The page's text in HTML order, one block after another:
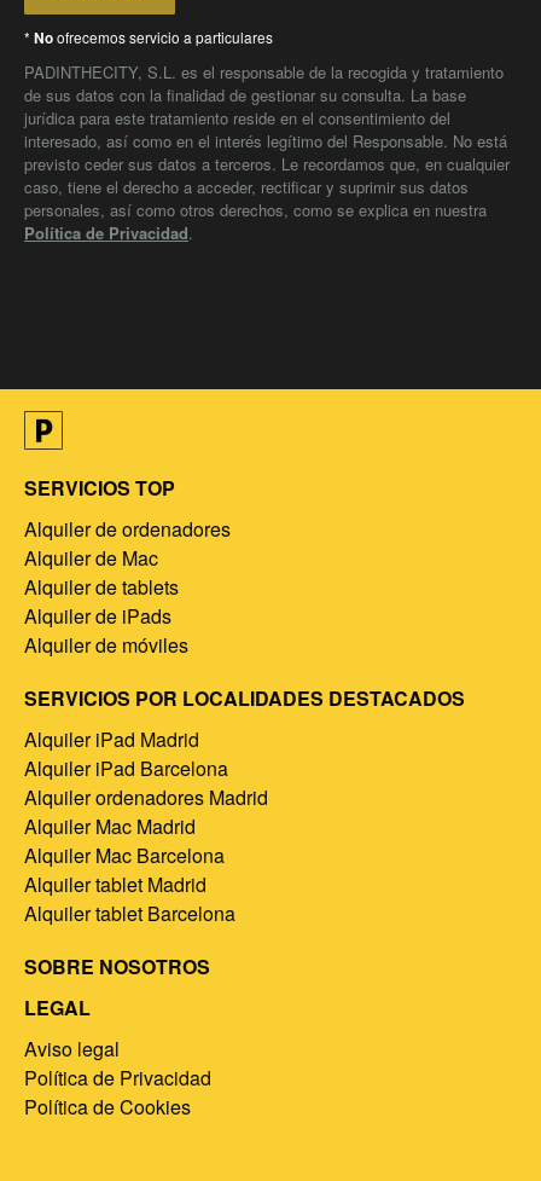
* Noofrecemos servicio a particulares
PADINTHECITY, S.L. es el responsable de la recogida y tratamiento
de sus datos con la finalidad de gestionar su consulta. La base
jurídica para este tratamiento reside en el consentimiento del
interesado, así como en el interés legítimo del Responsable. No está
previsto ceder sus datos a terceros. Le recordamos que, en cualquier
caso, tiene el derecho a acceder, rectificar y suprimir sus datos
personales, así como otros derechos, como se explica en nuestra
Política de Privacidad.
SERVICIOS TOP
Alquiler de ordenadores
Alquiler de Mac
Alquiler de tablets
Alquiler de iPads
Alquiler de móviles
SERVICIOS POR LOCALIDADES DESTACADOS
Alquiler iPad Madrid
Alquiler iPad Barcelona
Alquiler ordenadores Madrid
Alquiler Mac Madrid
Alquiler Mac Barcelona
Alquiler tablet Madrid
Alquiler tablet Barcelona
SOBRE NOSOTROS
LEGAL
Aviso legal
Política de Privacidad
Política de Cookies